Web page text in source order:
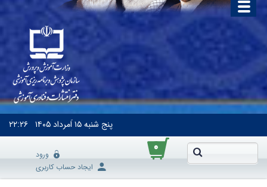
پنج شنبه۱۵ اَمرداد ۱۴۰۵ ۲۲:۲۶
۰
ورود
ایجاد حساب کاربری